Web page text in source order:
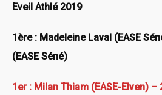
Eveil Athlé 2019
1ère : Madeleine Laval (EASE
(EASE Séné)
1er : Milan Thiam (EASE-Elven) –